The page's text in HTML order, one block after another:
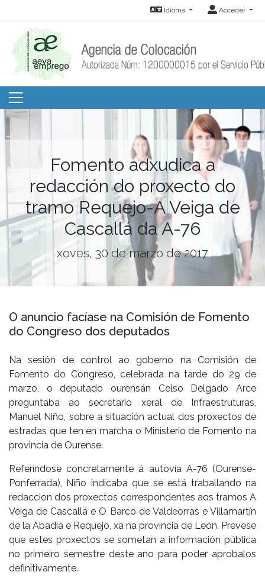
Idioma Acceder
Fomento adxudica a
redacción do proxecto do
tramo Requejo-A Veiga de
Cascallá da A-76
xoves, 30 de marzo de 2017
O anuncio facíase na Comisión de Fomento
do Congreso dos deputados
Na sesión de control ao goberno na Comisión de
Fomento do Congreso, celebrada na tarde do 29 de
marzo, o deputado ourensán Celso Delgado Arce
preguntaba ao secretario xeral de Infraestruturas,
Manuel Niño, sobre a situación actual dos proxectos de
estradas que ten en marcha o Ministerio de Fomento na
provincia de Ourense.
Referíndose concretamente á autovía A-76 (Ourense-
Ponferrada), Niño indicaba que se está traballando na
redacción dos proxectos correspondentes aos tramos A
Veiga de Cascallá e O Barco de Valdeorras e Villamartín
de la Abadía e Requejo, xa na provincia de León. Prevese
que estes proxectos se sometan a información pública
no primeiro semestre deste ano para poder aprobalos
definitivamente.